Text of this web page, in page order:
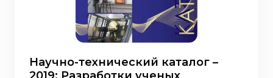
Научно-технический каталог –